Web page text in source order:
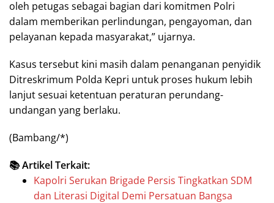
oleh petugas sebagai bagian dari komitmen Polri
dalam memberikan perlindungan, pengayoman, dan
pelayanan kepada masyarakat,” ujarnya.
Kasus tersebut kini masih dalam penanganan penyidik
Ditreskrimum Polda Kepri untuk proses hukum lebih
lanjut sesuai ketentuan peraturan perundang-
undangan yang berlaku.
(Bambang/*)
📚 Artikel Terkait:
Kapolri Serukan Brigade Persis Tingkatkan SDM
dan Literasi Digital Demi Persatuan Bangsa